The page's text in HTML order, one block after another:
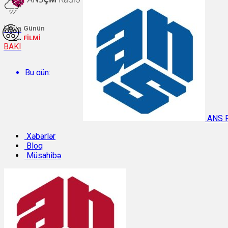
Hava
BAKI
Bu gün:
Temperatur: 27.5°C. Rütubət: 59%.
Sabah:
Günün
FİLMİ
ANS
Xəbərlər
Bloq
Müsahibə